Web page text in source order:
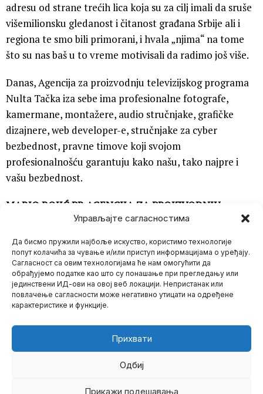
Управљајте сагласностима
Да бисмо пружили најбоље искуство, користимо технологије
попут колачића за чување и/или приступ информацијама о уређају.
Сагласност са овим технологијама ће нам омогућити да
обрађујемо податке као што су понашање при прегледању или
јединствени ИД-ови на овој веб локацији. Непристанак или
повлачење сагласности може негативно утицати на одређене
карактеристике и функције.
Прихвати
Одбиј
Прикажи подешавања
adresu od strane trećih lica koja su za cilj imali da sruše
višemilionsku gledanost i čitanost građana Srbije ali i
regiona te smo bili primorani, i hvala „njima“ na tome
što su nas baš u to vreme motivisali da radimo još više.
Danas, Agencija za proizvodnju televizijskog programa
Nulta Tačka iza sebe ima profesionalne fotografe,
kamermane, montažere, audio stručnjake, grafičke
dizajnere, web developer-e, stručnjake za cyber
bezbednost, pravne timove koji svojom
profesionalnošću garantuju kako našu, tako najpre i
vašu bezbednost.
MARIO BOJIĆ PR AGENCIJA ZA PROIZVODNJU
TELEVIZIJSKOG PROGRAMA „NULTA TAČKA“
Mario zna Youtube